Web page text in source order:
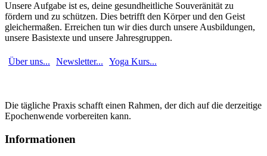
Unsere Aufgabe ist es, deine gesundheitliche Souveränität zu
fördern und zu schützen. Dies betrifft den Körper und den Geist
gleichermaßen. Erreichen tun wir dies durch unsere Ausbildungen,
unsere Basistexte und unsere Jahresgruppen.
Über uns... Newsletter... Yoga Kurs...
Die tägliche Praxis schafft einen Rahmen, der dich auf die derzeitige
Epochenwende vorbereiten kann.
Informationen